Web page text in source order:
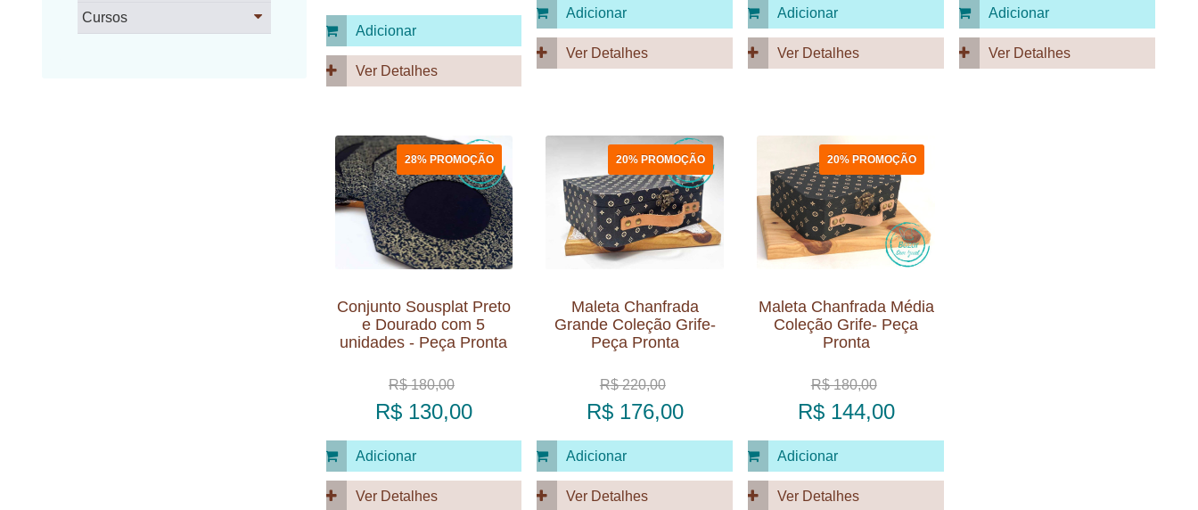
Cursos
Adicionar
Ver Detalhes
Adicionar
Ver Detalhes
Adicionar
Ver Detalhes
Adicionar
Ver Detalhes
28% PROMOÇÃO
Conjunto Sousplat Preto
e Dourado com 5
unidades - Peça Pronta
R$ 180,00
R$ 130,00
Adicionar
Ver Detalhes
20% PROMOÇÃO
Maleta Chanfrada
Grande Coleção Grife-
Peça Pronta
R$ 220,00
R$ 176,00
Adicionar
Ver Detalhes
20% PROMOÇÃO
Maleta Chanfrada Média
Coleção Grife- Peça
Pronta
R$ 180,00
R$ 144,00
Adicionar
Ver Detalhes